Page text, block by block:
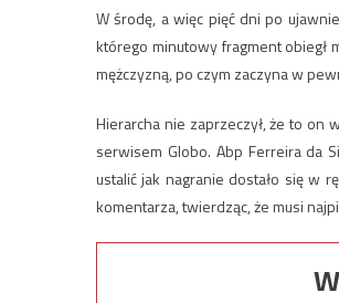
W środę, a więc pięć dni po
którego minutowy fragment obiegł
mężczyzną, po czym zaczyna w
Hierarcha nie zaprzeczył, że to on
serwisem Globo. Abp Ferreira da
ustalić jak nagranie dostało się w
komentarza, twierdząc, że musi